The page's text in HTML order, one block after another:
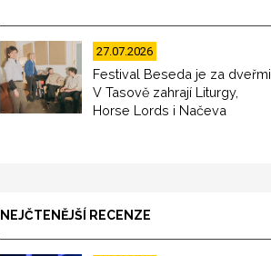
27.07.2026
Festival Beseda je za dveřmi.
V Tasově zahrají Liturgy,
Horse Lords i Načeva
NEJČTENĚJŠÍ RECENZE